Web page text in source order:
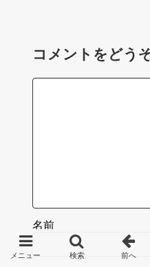
コメントをどう
名前